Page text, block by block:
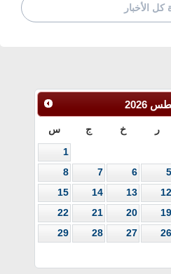
كل الأخبار
2026
ر خ ج س
1
5
6
7
8
12
13
14
15
19
20
21
22
26
27
28
29